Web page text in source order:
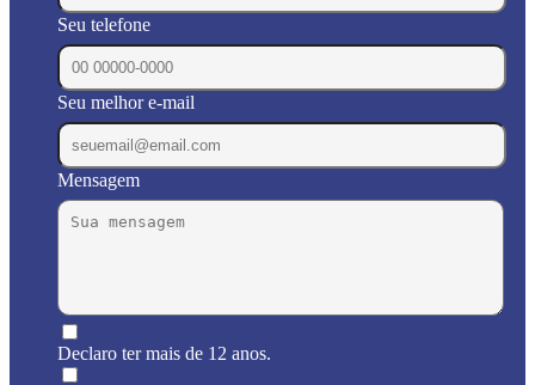
Seu telefone
Seu melhor e-mail
Mensagem
Declaro ter mais de 12 anos.